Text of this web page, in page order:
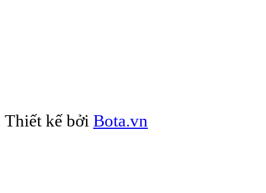
Thiết kế bởi Bota.vn